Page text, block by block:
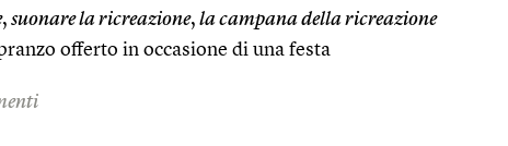
, suonare la ricreazione, la campana della ricreazione
offerto in occasione di una festa